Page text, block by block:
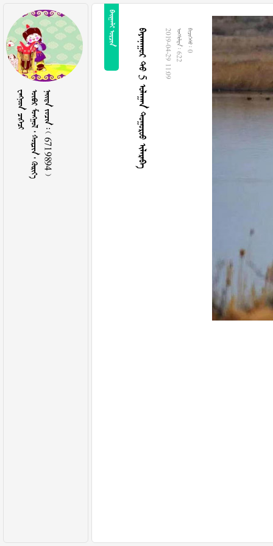
          6719894 
   5    2019-04-29 11:09  622  0